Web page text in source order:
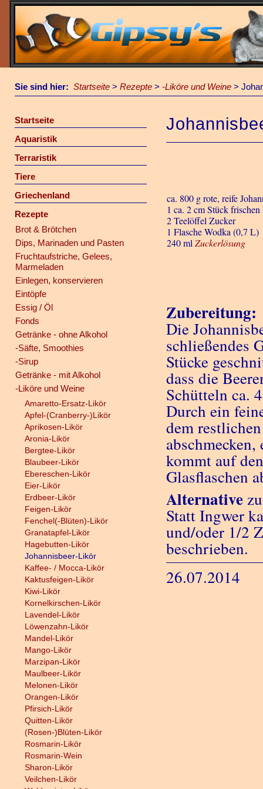
Sie sind hier: Startseite > Rezepte > -Liköre und Weine >
Startseite
Aquaristik
Terraristik
Tiere
Griechenland
Rezepte
Brot & Brötchen
Dips, Marinaden und Pasten
Fruchtaufstriche, Gelees,
Marmeladen
Einlegen, konservieren
Eintöpfe
Essig / Öl
Fonds
Getränke - ohne Alkohol
-Säfte, Smoothies
-Sirup
Getränke - mit Alkohol
-Liköre und Weine
Amaretto-Ersatz-Likör
Apfel-(Cranberry-)Likör
Aprikosen-Likör
Aronia-Likör
Bergtee-Likör
Blaubeer-Likör
Ebereschen-Likör
Eier-Likör
Erdbeer-Likör
Feigen-Likör
Fenchel(-Blüten)-Likör
Granatapfel-Likör
Hagebutten-Likör
Johannisbeer-Likör
Kaffee- / Mocca-Likör
Kaktusfeigen-Likör
Kiwi-Likör
Kornelkirschen-Likör
Lavendel-Likör
Löwenzahn-Likör
Mandel-Likör
Mango-Likör
Marzipan-Likör
Maulbeer-Likör
Melonen-Likör
Orangen-Likör
Pfirsich-Likör
Quitten-Likör
(Rosen-)Blüten-Likör
Rosmarin-Likör
Rosmarin-Wein
Sharon-Likör
Veilchen-Likör
ca. 800 g rote, reife
1 ca. 2 cm Stück
2 Teelöffel Zucker
1 Flasche Wodka (0,7 L)
240 mlZuckerlösung
Zubereitung:
Die
schließendes
Stücke
dass die
Schütteln ca.
Durch ein
dem
kommt auf
Glasflaschen
Alternative
Statt Ingwer
und/oder 1/2
beschrieben.
26.07.2014